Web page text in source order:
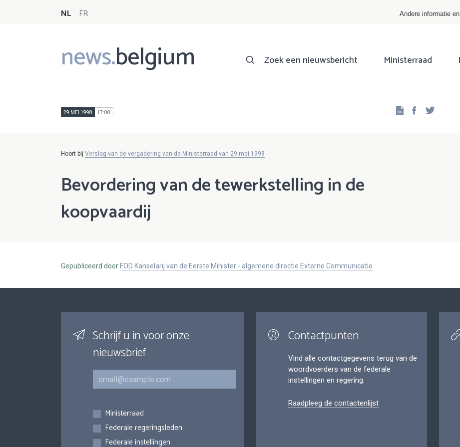
NL FR Andere informatie
news.belgium
Main
navigation
Zoek een nieuwsbericht Ministerraad
29 MEI 1998 17:00 Facebook
Hoort bij Verslag van de vergadering van de Ministerraad van 29 mei 1998
Bevordering van de tewerkstelling in de
koopvaardij
Gepubliceerd door FOD Kanselarij van de Eerste Minister - algemene directie Externe Communicatie
Schrijf u in voor onze
nieuwsbrief
E-mail
Inschrijvingen
Ministerraad
Federale regeringsleden
Federale instellingen
Contactpunten
Vind alle contactgegevens terug van de
woordvoerders van de federale
instellingen en regering.
Raadpleeg de contactenlijst